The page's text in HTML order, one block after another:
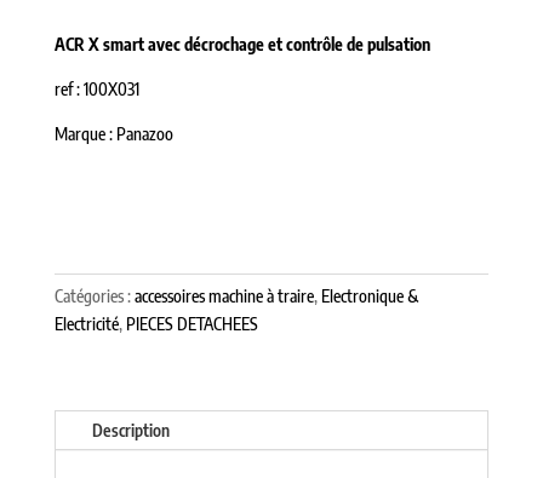
ACR X smart avec décrochage et contrôle de pulsation
ref : 100X031
Marque : Panazoo
Catégories :accessoires machine à traire, Electronique &
Electricité, PIECES DETACHEES
Description